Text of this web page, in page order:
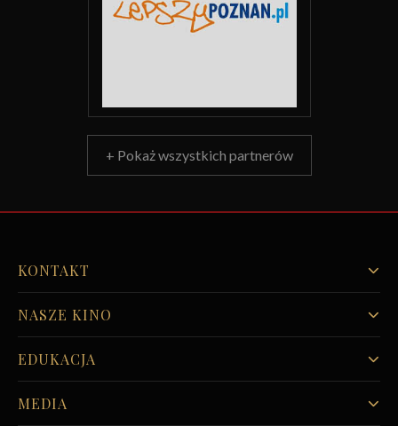
+ Pokaż wszystkich partnerów
KONTAKT
NASZE KINO
EDUKACJA
MEDIA